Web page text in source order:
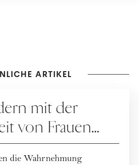
ARTIKEL
mit der
von Frauen
die Wahrnehmung